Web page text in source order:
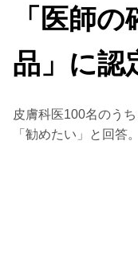
「医師
品」に認
皮膚科医100名のう
「勧めたい」と回答